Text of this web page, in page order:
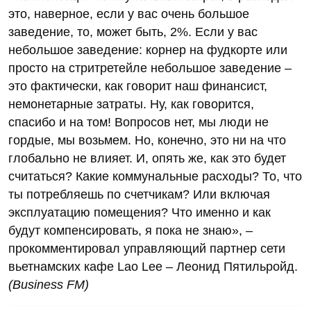
это, наверное, если у вас очень большое
заведение, то, может быть, 2%. Если у вас
небольшое заведение: корнер на фудкорте или
просто на стритретейле небольшое заведение –
это фактически, как говорит наш финансист,
немонетарные затраты. Ну, как говорится,
спасибо и на том! Вопросов нет, мы люди не
гордые, мы возьмем. Но, конечно, это ни на что
глобально не влияет. И, опять же, как это будет
считаться? Какие коммунальные расходы? То, что
ты потребляешь по счетчикам? Или включая
эксплуатацию помещения? Что именно и как
будут компенсировать, я пока не знаю», –
прокомментировал управляющий партнер сети
вьетнамских кафе Lao Lee – Леонид Пятильройд.
(Business FM)